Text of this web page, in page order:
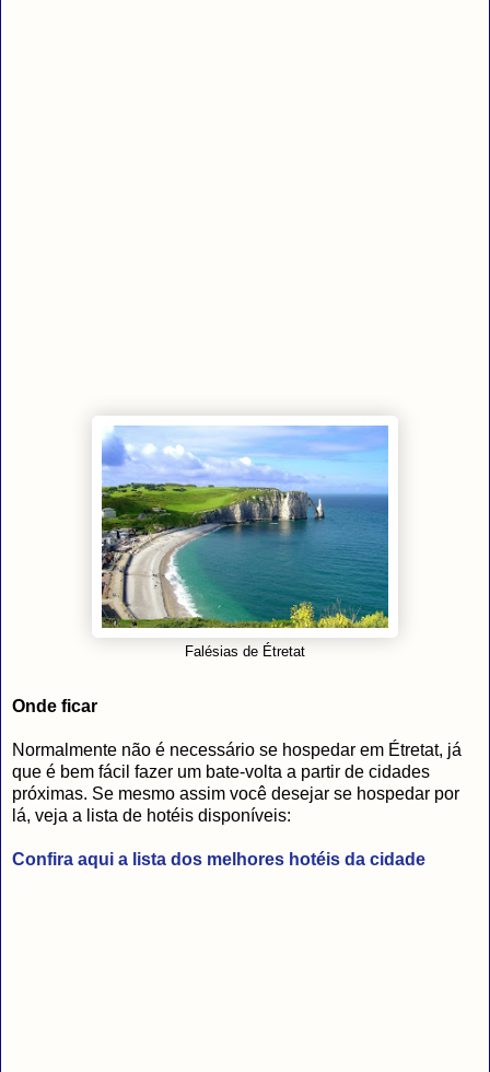
Falésias de Étretat
Onde ficar
Normalmente não é necessário se hospedar em Étretat, já
que é bem fácil fazer um bate-volta a partir de cidades
próximas. Se mesmo assim você desejar se hospedar por
lá, veja a lista de hotéis disponíveis:
Confira aqui a lista dos melhores hotéis da cidade